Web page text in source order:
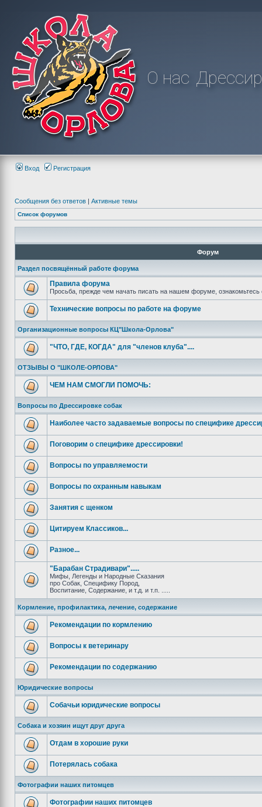
О нас
Вход Регистрация
Сообщения без ответов | Активные темы
Список форумов
Форум
Раздел посвящённый работе форума
Правила форума
Просьба, прежде чем начать писать на нашем форуме,
Технические вопросы по работе на форуме
Организационные вопросы КЦ"Школа-Орлова"
"ЧТО, ГДЕ, КОГДА" для "членов клуба"....
ОТЗЫВЫ О "ШКОЛЕ-ОРЛОВА"
ЧЕМ НАМ СМОГЛИ ПОМОЧЬ:
Вопросы по Дрессировке собак
Наиболее часто задаваемые вопросы по специфике
Поговорим о специфике дрессировки!
Вопросы по управляемости
Вопросы по охранным навыкам
Занятия с щенком
Цитируем Классиков...
Разное...
"Барабан Страдивари".....
Мифы, Легенды и Народные Сказания
про Собак, Специфику Пород,
Воспитание, Содержание, и т.д. и т.п. .....
Кормление, профилактика, лечение, содержание
Рекомендации по кормлению
Вопросы к ветеринару
Рекомендации по содержанию
Юридические вопросы
Собачьи юридические вопросы
Собака и хозяин ищут друг друга
Отдам в хорошие руки
Потерялась собака
Фотографии наших питомцев
Фотографии наших питомцев